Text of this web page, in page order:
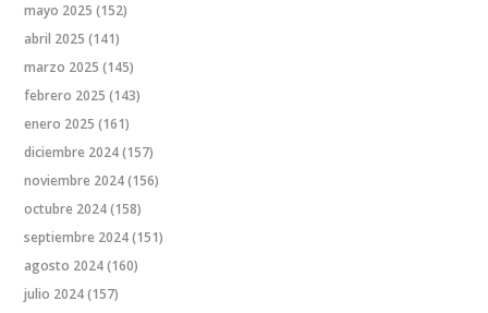
mayo 2025 (152)
abril 2025 (141)
marzo 2025 (145)
febrero 2025 (143)
enero 2025 (161)
diciembre 2024(157)
noviembre 2024(156)
octubre 2024(158)
septiembre 2024(151)
agosto 2024(160)
julio 2024(157)